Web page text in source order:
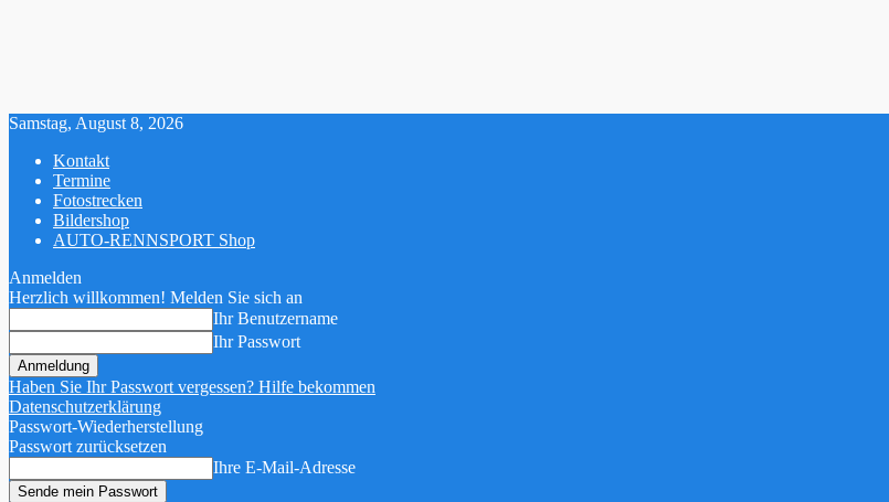
Samstag, August 8, 2026
Kontakt
Termine
Fotostrecken
Bildershop
AUTO-RENNSPORT Shop
Anmelden
Herzlich willkommen! Melden Sie sich an
Ihr Benutzername
Ihr Passwort
Haben Sie Ihr Passwort vergessen? Hilfe bekommen
Datenschutzerklärung
Passwort-Wiederherstellung
Passwort zurücksetzen
Ihre E-Mail-Adresse